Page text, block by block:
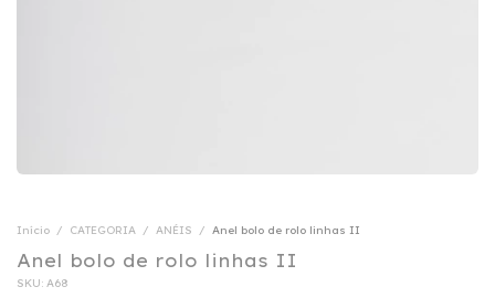
Início / CATEGORIA / ANÉIS / Anel bolo de rolo linhas II
Anel bolo de rolo linhas II
SKU: A68